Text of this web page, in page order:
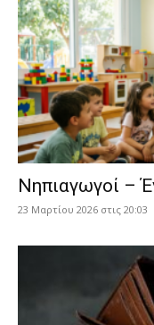
Νηπιαγωγοί –
23 Μαρτίου 2026 στις 20:03